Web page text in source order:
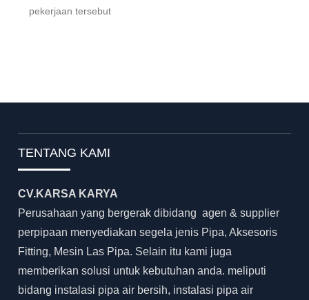
pekerjaan tersebut
TENTANG KAMI
CV.KARSA KARYA
Perusahaan yang bergerak dibidang agen & supplier
perpipaan menyediakan segela jenis Pipa, Aksesoris
Fitting, Mesin Las Pipa. Selain itu kami juga
memberikan solusi untuk kebutuhan anda. meliputi
bidang instalasi pipa air bersih, instalasi pipa air